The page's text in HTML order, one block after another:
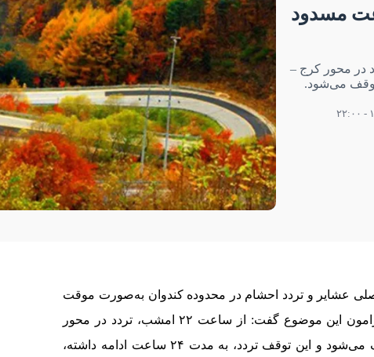
به مدت ۲۴ ساعت مسدود
از ساعت ۲۲ امشب، تردد در محور کرج –
عشایر و تردد احشام در محدوده کندوان به‌صورت موقت
بسته می‌شود. رئیس پلیس راه استان البرز پیرامون این موضوع گفت: از ساعت ۲۲ امشب، تردد در محور
کرج – چالوس و آزادراه تهران – شمال متوقف می‌شود و این توقف تردد، به مدت ۲۴ ساعت ادامه داشته،